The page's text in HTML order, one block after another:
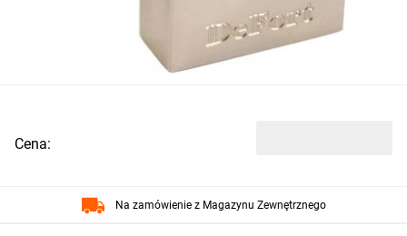
Cena:
Na zamówienie z Magazynu Zewnętrznego